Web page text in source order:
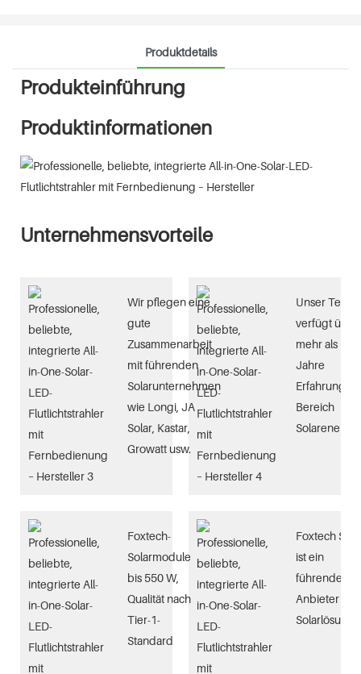
Produktdetails
Produkteinführung
Produktinformationen
Unternehmensvorteile
Wir pflegen eine
gute
Zusammenarbeit
mit führenden
Solarunternehmen
wie Longi, JA
Solar, Kastar,
Growatt usw.
Unser Team
verfügt über
mehr als 10
Jahre
Erfahrung im
Bereich
Foxtech-
Solarmodule
bis 550 W,
Qualität nach
Tier-1-
Standard
Foxtech
ist ein
führender
Anbieter von